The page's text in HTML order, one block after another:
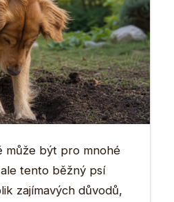
může být pro mnohé
tento běžný psí
zajímavých důvodů,